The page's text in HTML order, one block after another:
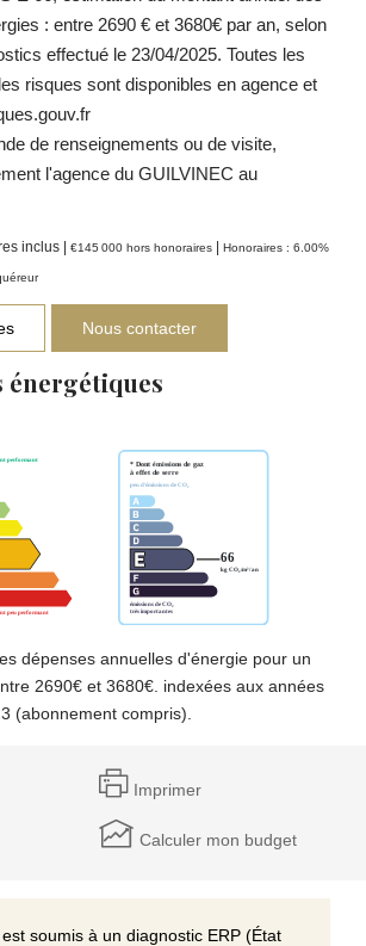
: entre 2690 € et 3680€ par an, selon
effectué le 23/04/2025. Toutes les
risques sont disponibles en agence et
de renseignements ou de visite,
l'agence du GUILVINEC au
inclus | €145 000 hors honoraires | Honoraires : 6.00%
Nous contacter
énergétiques
dépenses annuelles d'énergie pour un
2690€ et 3680€. indexées aux années
(abonnement compris).
Imprimer
Calculer mon budget
soumis à un diagnostic ERP (État